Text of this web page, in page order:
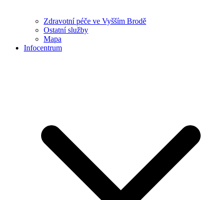
Zdravotní péče ve Vyšším Brodě
Ostatní služby
Mapa
Infocentrum